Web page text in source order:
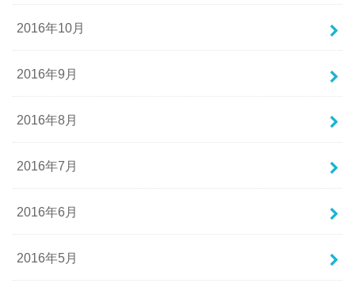
2016年10月
2016年9月
2016年8月
2016年7月
2016年6月
2016年5月